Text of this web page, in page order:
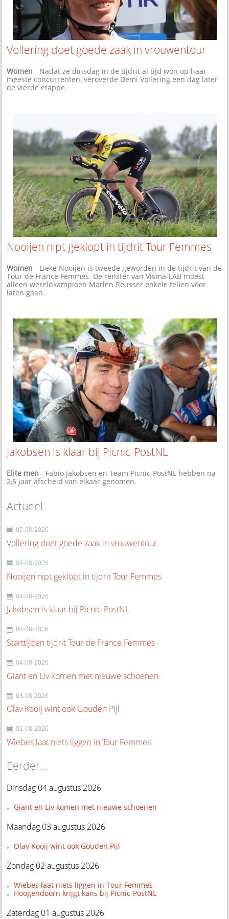
Vollering doet goede zaak in vrouwentour
Women - Nadat ze dinsdag in de tijdrit al tijd won op haar
meeste concurrenten, veroverde Demi Vollering een dag later
de vierde etappe.
Nooijen nipt geklopt in tijdrit Tour Femmes
Women - Lieke Nooijen is tweede geworden in de tijdrit van de
Tour de France Femmes. De renster van Visma-LAB moest
alleen wereldkampioen Marlen Reusser enkele tellen voor
laten gaan.
Jakobsen is klaar bij Picnic-PostNL
Elite men - Fabio Jakobsen en Team Picnic-PostNL hebben na
2,5 jaar afscheid van elkaar genomen.
Actueel
05-08-2026
Vollering doet goede zaak in vrouwentour
04-08-2026
Nooijen nipt geklopt in tijdrit Tour Femmes
04-08-2026
Jakobsen is klaar bij Picnic-PostNL
04-08-2026
Starttijden tijdrit Tour de France Femmes
04-08-2026
Giant en Liv komen met nieuwe schoenen
03-08-2026
Olav Kooij wint ook Gouden Pijl
02-08-2026
Wiebes laat niets liggen in Tour Femmes
Eerder...
Dinsdag 04 augustus 2026
Giant en Liv komen met nieuwe schoenen
Maandag 03 augustus 2026
Olav Kooij wint ook Gouden Pijl
Zondag 02 augustus 2026
Wiebes laat niets liggen in Tour Femmes
Hoogendoorn krijgt kans bij Picnic-PostNL
Zaterdag 01 augustus 2026